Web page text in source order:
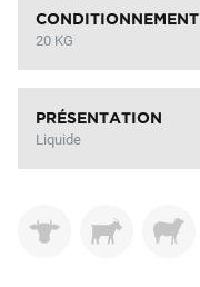
CONDITIONNEMENT
20 KG
PRÉSENTATION
Liquide